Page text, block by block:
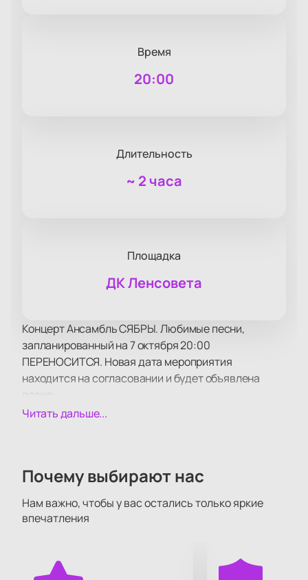
Время
20:00
Длительность
~ 2 часа
Площадка
ДК Ленсовета
Концерт Ансамбль СЯБРЫ. Любимые песни,
запланированный на 7 октября 20:00
ПЕРЕНОСИТСЯ. Новая дата мероприятия
находится на согласовании и будет объявлена
В ДК Ленсовета состоится концерт ансамбля
ансамбля!
хорошо известные поклонникам творчества хиты,
так и самые свежие композиции, написанные
Зрителей традиционно ожидает море драйва и
отличного настроения, возможность вживую
Читать дальше...
Почему выбирают нас
Нам важно, чтобы у вас остались только яркие
впечатления